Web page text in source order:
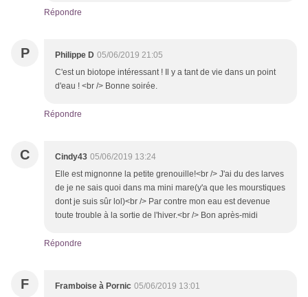
Répondre
P Philippe D 05/06/2019 21:05
C'est un biotope intéressant ! Il y a tant de vie dans un point
d'eau ! <br /> Bonne soirée.
Répondre
C Cindy43 05/06/2019 13:24
Elle est mignonne la petite grenouille!<br /> J'ai du des larves
de je ne sais quoi dans ma mini mare(y'a que les mourstiques
dont je suis sûr lol)<br /> Par contre mon eau est devenue
toute trouble à la sortie de l'hiver.<br /> Bon après-midi
Répondre
F Framboise à Pornic 05/06/2019 13:01